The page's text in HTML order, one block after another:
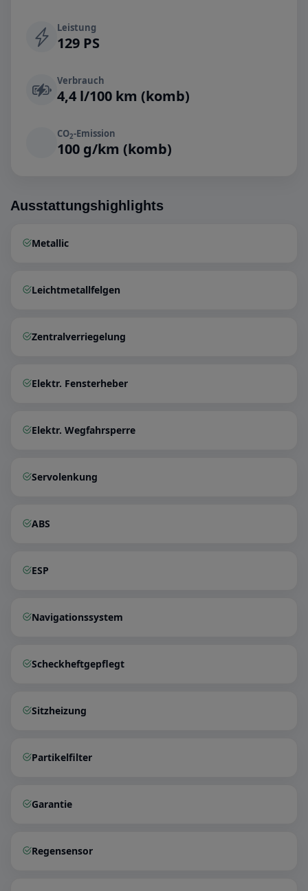
Leistung
129 PS
Verbrauch
4,4 l/100 km (komb)
CO2-Emission
100 g/km (komb)
Ausstattungshighlights
Metallic
Leichtmetallfelgen
Zentralverriegelung
Elektr. Fensterheber
Elektr. Wegfahrsperre
Servolenkung
ABS
ESP
Navigationssystem
Scheckheftgepflegt
Sitzheizung
Partikelfilter
Garantie
Regensensor